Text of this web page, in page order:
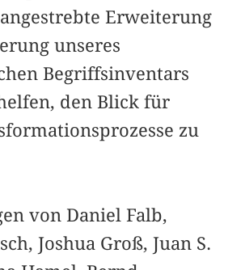
Erweiterung
unseres
Begriffsinventars
den Blick für
zu
von Daniel Falb,
Joshua Groß, Juan S.